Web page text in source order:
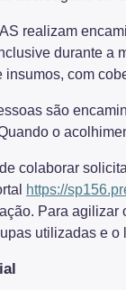
realizam
durante a
com
são
o
colaborar
https://
Para
utilizadas e